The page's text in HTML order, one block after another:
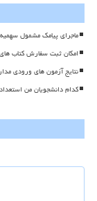
ماجرای پیامک مشمول
امکان ثبت سفارش کتاب های
نتایج آزمون های ورودی
کدام دانشجویان من